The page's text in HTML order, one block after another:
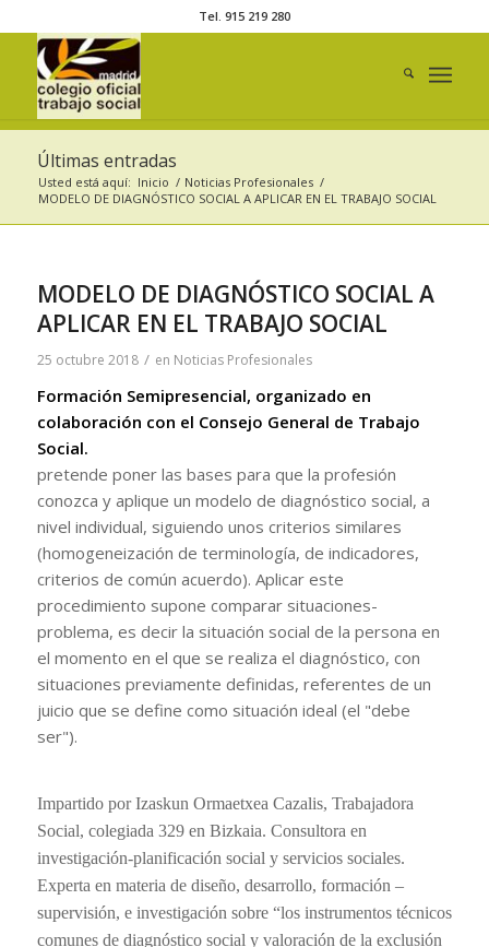
Tel. 915 219 280
Últimas entradas
Usted está aquí: Inicio / Noticias Profesionales /
MODELO DE DIAGNÓSTICO SOCIAL A APLICAR EN EL TRABAJO SOCIAL
MODELO DE DIAGNÓSTICO SOCIAL A
APLICAR EN EL TRABAJO SOCIAL
25 octubre 2018 / en Noticias Profesionales
Formación Semipresencial, organizado en
colaboración con el Consejo General de Trabajo
Social.
pretende poner las bases para que la profesión
conozca y aplique un modelo de diagnóstico social, a
nivel individual, siguiendo unos criterios similares
(homogeneización de terminología, de indicadores,
criterios de común acuerdo). Aplicar este
procedimiento supone comparar situaciones-
problema, es decir la situación social de la persona en
el momento en el que se realiza el diagnóstico, con
situaciones previamente definidas, referentes de un
juicio que se define como situación ideal (el "debe
ser").
Impartido por Izaskun Ormaetxea Cazalis, Trabajadora
Social, colegiada 329 en Bizkaia. Consultora en
investigación-planificación social y servicios sociales.
Experta en materia de diseño, desarrollo, formación –
supervisión, e investigación sobre “los instrumentos técnicos
comunes de diagnóstico social y valoración de la exclusión